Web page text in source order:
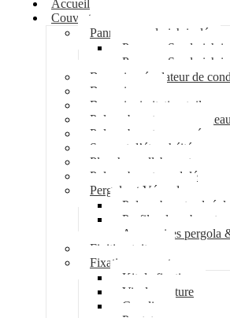
Accueil
Couverture
Panneau sandwich isolé
Panneau Sandwich
Panneau Sandwich
Bac acier régulateur de
Bac acier sec
Bac acier imitation tuile
Polycarbonate pour
Polycarbonate nervuré
Support d’étanchéité
Plancher collaborant
Polycarbonate ondulé
Pergola et Véranda
Polycarbonate
Profil polycarbonate
Accessoires pergola
Finition toiture
Fixation couverture
Kit de fixation
Vis de couture
Cavalier